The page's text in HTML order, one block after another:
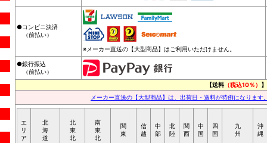
●コンビニ決済
（前払い）
※メーカー直送の【大型商品】はご利用いただけません。
●銀行振込
（前払い）
【送料 （税込10％） 】
メーカー直送の【大型商品】は、出荷日・送料が特例になりま
エ
リ
ア
北
海
道
北
東
北
南
東
北
関
東
信
越
中
部
北
陸
関
西
中
国
四
国
九
州
沖
縄